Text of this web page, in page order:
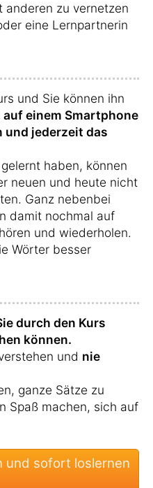
anderen zu vernetzen
eine Lernpartnerin
und Sie können ihn
einem Smartphone
und jederzeit das
haben, können
neuen und heute nicht
Ganz nebenbei
damit nochmal auf
und wiederholen.
Wörter besser
durch den Kurs
können.
und nie
ganze Sätze zu
Spaß machen, sich auf
und sofort loslernen